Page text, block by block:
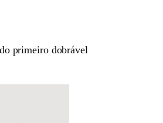
primeiro dobrável